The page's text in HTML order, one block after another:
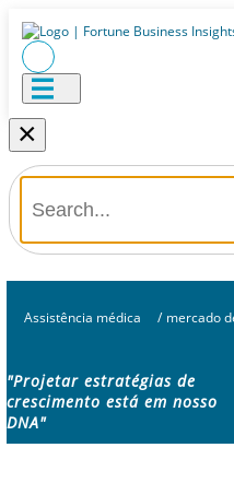
×
Assistência médica / mercado
"Projetar estratégias de
crescimento está em nosso
DNA"